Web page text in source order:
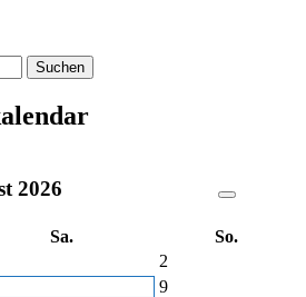
2026
Sa.
So.
2
9